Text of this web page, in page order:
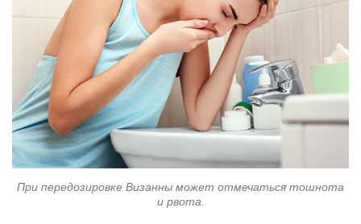
При передозировке Визанны может отмечаться тошнота
и рвота.